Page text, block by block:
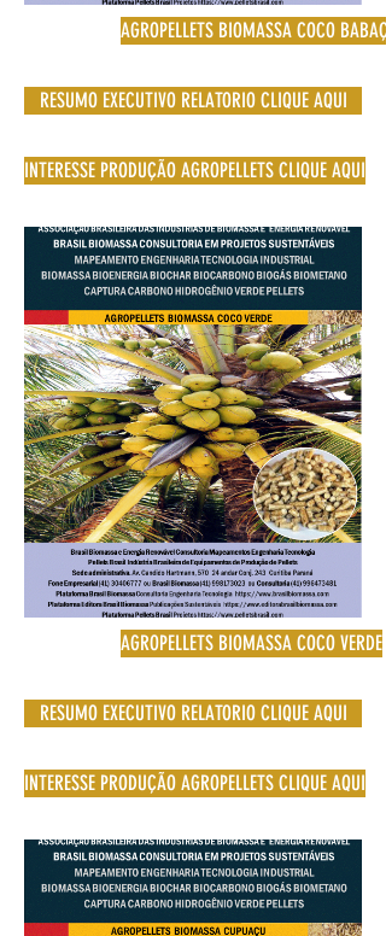
AGROPELLETS BIOMASSA COCO BABAÇU
RESUMO EXECUTIVO RELATORIO CLIQUE AQUI
INTERESSE PRODUÇÃO AGROPELLETS CLIQUE AQUI
AGROPELLETS BIOMASSA COCO VERDE
RESUMO EXECUTIVO RELATORIO CLIQUE AQUI
INTERESSE PRODUÇÃO AGROPELLETS CLIQUE AQUI